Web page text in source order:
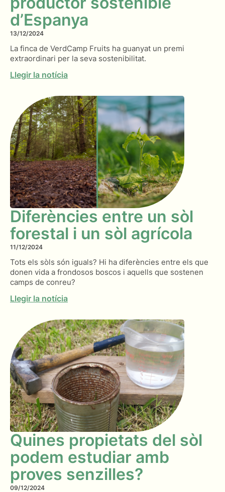
d’Espanya
13/12/2024
La finca de VerdCamp Fruits ha guanyat un premi
extraordinari per la seva sostenibilitat.
Llegir la notícia
Diferències entre un sòl
forestal i un sòl agrícola
11/12/2024
Tots els sòls són iguals? Hi ha diferències entre els que
donen vida a frondosos boscos i aquells que sostenen
camps de conreu?
Llegir la notícia
Quines propietats del sòl
podem estudiar amb
proves senzilles?
09/12/2024